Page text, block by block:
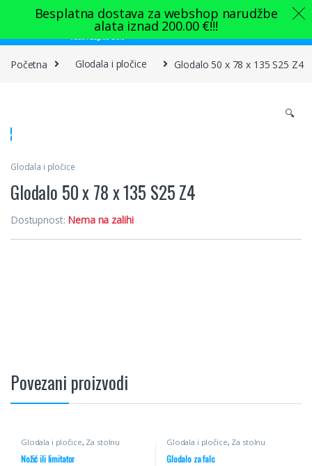
Skip to navigation
Skip to content
Početna Glodala i pločice Glodalo 50 x 78 x 135 S25 Z4
🔍
Glodala i pločice
Glodalo 50 x 78 x 135 S25 Z4
Dostupnost: Nema na zalihi
Povezani proizvodi
Glodala i pločice, Za stolnu
,
Nožić ili limitator
Glodala i pločice, Za stolnu
,
Glodalo za falc
Besplatna dostava za webshop narudžbe
alata iznad 200.00 €!!!